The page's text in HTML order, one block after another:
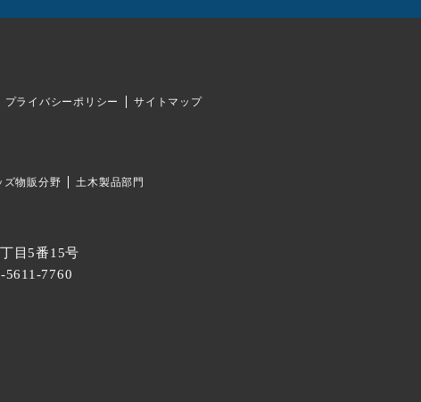
プライバシーポリシー サイトマップ
ズ物販分野 土木製品部門
目5番15号
7760